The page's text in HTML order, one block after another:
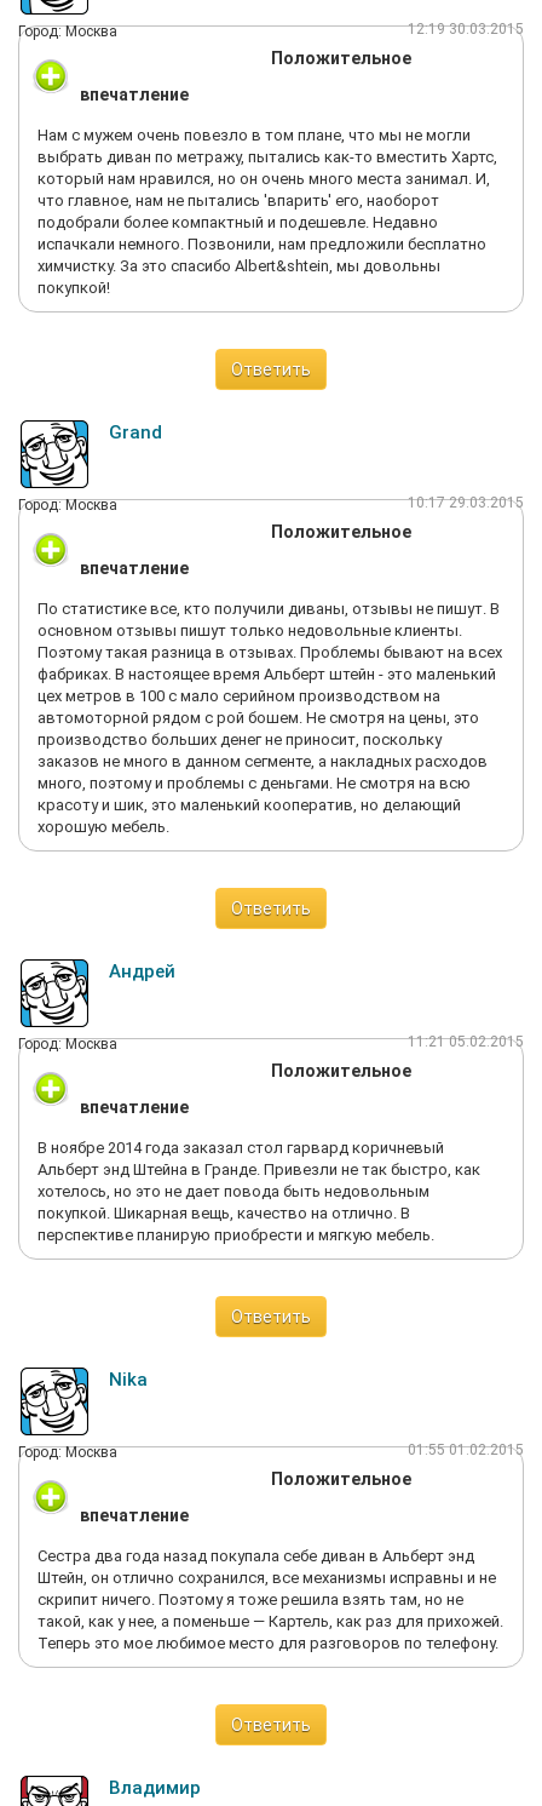
Город: Москва 12:19 30.03.2015
Положительное
впечатление
Нам с мужем очень повезло в том плане, что мы не могли
выбрать диван по метражу, пытались как-то вместить Хартс,
который нам нравился, но он очень много места занимал. И,
что главное, нам не пытались 'впарить' его, наоборот
подобрали более компактный и подешевле. Недавно
испачкали немного. Позвонили, нам предложили бесплатно
химчистку. За это спасибо Аlbert&shtein, мы довольны
покупкой!
Ответить
Grand
Город: Москва 10:17 29.03.2015
Положительное
впечатление
По статистике все, кто получили диваны, отзывы не пишут. В
основном отзывы пишут только недовольные клиенты.
Поэтому такая разница в отзывах. Проблемы бывают на всех
фабриках. В настоящее время Альберт штейн - это маленький
цех метров в 100 с мало серийном производством на
автомоторной рядом с рой бошем. Не смотря на цены, это
производство больших денег не приносит, поскольку
заказов не много в данном сегменте, а накладных расходов
много, поэтому и проблемы с деньгами. Не смотря на всю
красоту и шик, это маленький кооператив, но делающий
хорошую мебель.
Ответить
Андрей
Город: Москва 11:21 05.02.2015
Положительное
впечатление
В ноябре 2014 года заказал стол гарвард коричневый
Альберт энд Штейна в Гранде. Привезли не так быстро, как
хотелось, но это не дает повода быть недовольным
покупкой. Шикарная вещь, качество на отлично. В
перспективе планирую приобрести и мягкую мебель.
Ответить
Nika
Город: Москва 01:55 01.02.2015
Положительное
впечатление
Сестра два года назад покупала себе диван в Альберт энд
Штейн, он отлично сохранился, все механизмы исправны и не
скрипит ничего. Поэтому я тоже решила взять там, но не
такой, как у нее, а поменьше — Картель, как раз для прихожей.
Теперь это мое любимое место для разговоров по телефону.
Ответить
Владимир